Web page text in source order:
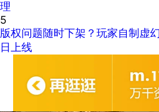
理
5
版权问题随时下架？玩家自制虚
日上线